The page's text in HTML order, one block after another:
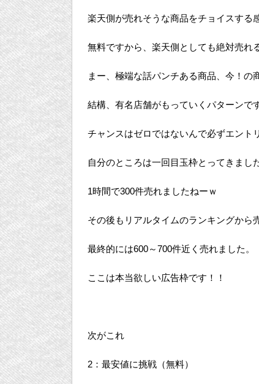
楽天側が売れそうな商品をチョイスする
無料ですから、楽天側としても絶対売れ
まー、極端な話パンチある商品、今！の
結構、有名店舗がもっていくパターンで
チャンスはゼロではないんで必ずエント
自分のところは一回目玉枠とってきました
1時間で300件売れましたねーｗ
その後もリアルタイムのランキングから
最終的には600～700件近く売れました。
ここは本当欲しい広告枠です！！
次がこれ
2：最安値に挑戦（無料）